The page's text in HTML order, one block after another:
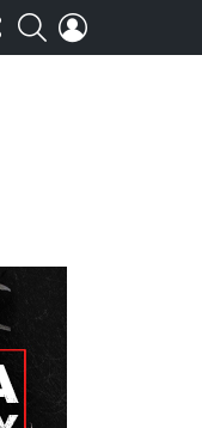
OBSERWUJ
NAS
SZUKAJ